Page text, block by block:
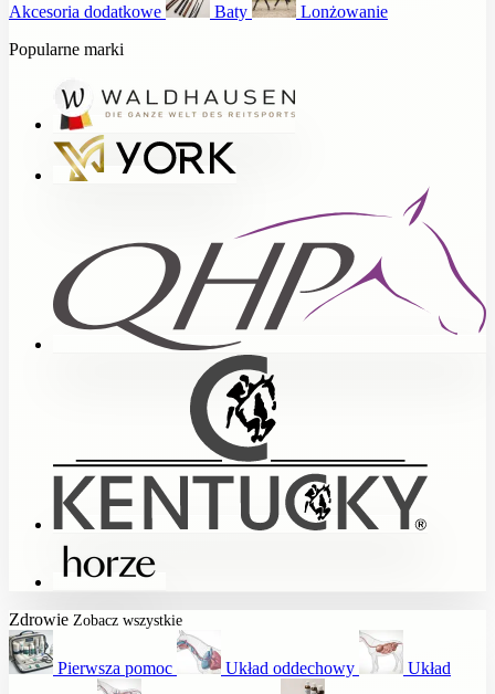
Akcesoria dodatkowe Baty
Lonżowanie
Popularne marki
Zdrowie Zobacz wszystkie
Pierwsza pomoc Układ oddechowy Układ